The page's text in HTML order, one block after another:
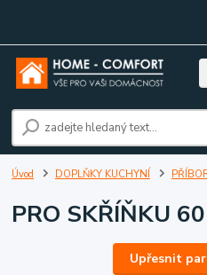
Úvod DOPLŇKY KUCHYNÍ
PRO SKŘÍŇKU
Upřesnit